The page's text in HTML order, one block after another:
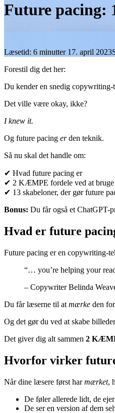
Future pacing:
Læsetid: 6 minutter 17. april 2023
Forestil dig det her:
Du kender en snedig
Det ville være okay, ikke?
I knew it.
Og future pacing erden teknik.
Så nu skal det handle om:
✔ Hvad future pacing er
✔ 2 KÆMPE fordele ved at bruge
✔ 13 skabeloner, der gør future
Bonus: Du får også et ChatGPT-
Hvad er future
Future pacing er en copywriting-
“… you’re helping your
– Copywriter Belinda
Du får læserne til at mærke den
Og det gør du ved at skabe
Det giver dig alt sammen 2
Hvorfor virker
Når dine læsere først harmærket,
De føler allerede lidt, de
De ser en version af dem